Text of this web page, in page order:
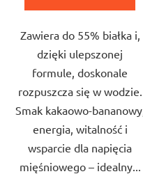
Zawiera do 55% białka i,
dzięki ulepszonej
formule, doskonale
rozpuszcza się w wodzie.
Smak kakaowo-bananowy,
energia, witalność i
wsparcie dla napięcia
mięśniowego – idealny...